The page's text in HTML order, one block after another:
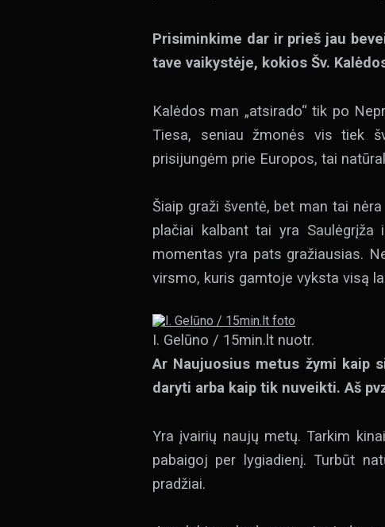
Prisiminkime dar ir prieš jau
tave vaikystėje, kokios Šv.
Kalėdos man „atsirado“ tik po
Tiesa, seniau žmonės vis tiek
prisijungėm prie Europos, tai
Šiaip graži šventė, bet man tai
plačiai kalbant tai yra
momentas yra pats gražiausias.
virsmo, kuris gamtoje vyksta visą
I. Gelūno / 15min.lt nuotr.
Ar Naujuosius metus žymi kaip
daryti arba kaip tik nuveikti. Aš
Yra įvairių naujų metų. Tarkim
pabaigoj per lygiadienį. Turbūt
pradžiai.